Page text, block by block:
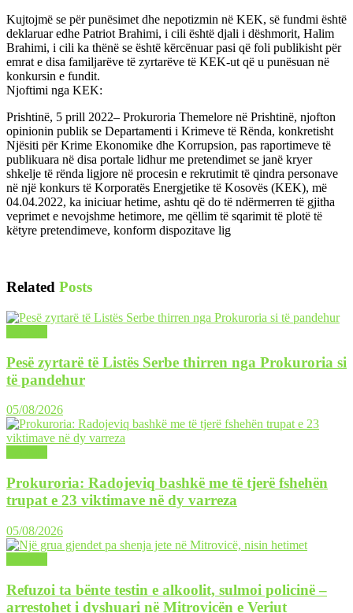
Kujtojmë se për punësimet dhe nepotizmin në KEK, së fundmi është
deklaruar edhe Patriot Brahimi, i cili është djali i dëshmorit, Halim
Brahimi, i cili ka thënë se është kërcënuar pasi që foli publikisht për
emrat e disa familjarëve të zyrtarëve të KEK-ut që u punësuan në
konkursin e fundit.
Njoftimi nga KEK:
Prishtinë, 5 prill 2022– Prokuroria Themelore në Prishtinë, njofton
opinionin publik se Departamenti i Krimeve të Rënda, konkretisht
Njësiti për Krime Ekonomike dhe Korrupsion, pas raportimeve të
publikuara në disa portale lidhur me pretendimet se janë kryer
shkelje të rënda ligjore në procesin e rekrutimit të qindra personave
në një konkurs të Korporatës Energjetike të Kosovës (KEK), më
04.04.2022, ka iniciuar hetime, ashtu që do të ndërmerren të gjitha
veprimet e nevojshme hetimore, me qëllim të sqarimit të plotë të
këtyre pretendimeve, konform dispozitave lig
Related Posts
Pesë zyrtarë të Listës Serbe thirren nga Prokuroria si
të pandehur
05/08/2026
Prokuroria: Radojeviq bashkë me të tjerë fshehën
trupat e 23 viktimave në dy varreza
05/08/2026
Refuzoi ta bënte testin e alkoolit, sulmoi policinë –
arrestohet i dyshuari në Mitrovicën e Veriut